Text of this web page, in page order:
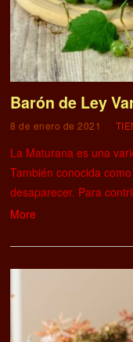
Barón de Ley
8 de enero de 2021
La Maturana es una
También conocida
desaparecer. Para
More